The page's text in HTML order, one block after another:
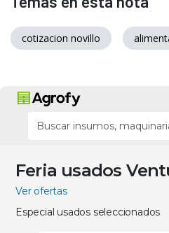
cotizacion novillo
Feria usados
Ver ofertas
Especial usados seleccionados